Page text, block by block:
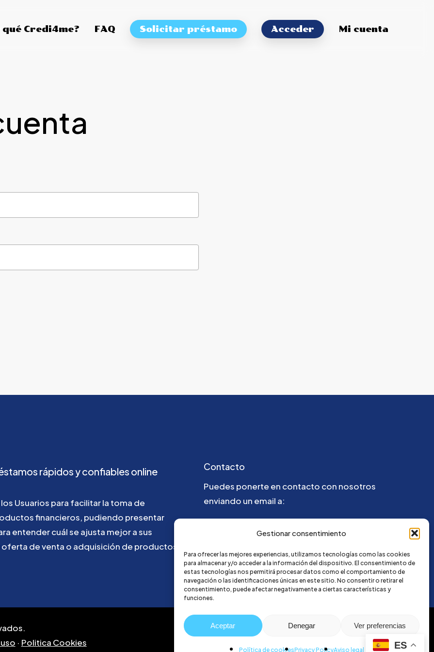
Gestionar consentimiento
Para ofrecer las mejores experiencias, utilizamos tecnologías como las cookies
para almacenar y/o acceder a la información del dispositivo. El consentimiento de
estas tecnologías nos permitirá procesar datos como el comportamiento de
navegación o las identificaciones únicas en este sitio. No consentir o retirar el
consentimiento, puede afectar negativamente a ciertas características y
funciones.
Aceptar Denegar Ver preferencias
Política de cookiesPrivacy PolicyAviso legal
qué Credi4me? FAQ Solicitar préstamo Acceder Mi cuenta
rápidosyconfiables online
los Usuarios para facilitarla toma de
financieros, pudiendo presentar
entendercuálse ajusta mejorasus
oferta deventa o adquisición de productos
Contacto
Puedes ponerte en contacto con nosotros
enviando un email a:
· Politica Cookies ES